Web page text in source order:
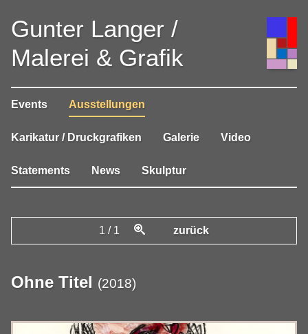
Gunter Langer /
Malerei & Grafik
Events Ausstellungen
Karikatur / Druckgrafiken Galerie Video
Statements News Skulptur
1 / 1 zurück
Ohne Titel (2018)